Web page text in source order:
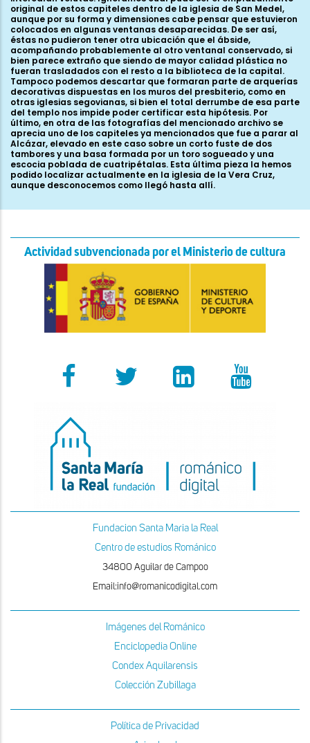
original de estos capiteles dentro de la iglesia de San Medel,
aunque por su forma y dimensiones cabe pensar que estuvieron
colocados en algunas ventanas desaparecidas. De ser así,
éstas no pudieron tener otra ubicación que el ábside,
acompañando probablemente al otro ventanal conservado, si
bien parece extraño que siendo de mayor calidad plástica no
fueran trasladados con el resto a la biblioteca de la capital.
Tampoco podemos descartar que formaran parte de arquerías
decorativas dispuestas en los muros del presbiterio, como en
otras iglesias segovianas, si bien el total derrumbe de esa parte
del templo nos impide poder certificar esta hipótesis. Por
último, en otra de las fotografías del mencionado archivo se
aprecia uno de los capiteles ya mencionados que fue a parar al
Alcázar, elevado en este caso sobre un corto fuste de dos
tambores y una basa formada por un toro sogueado y una
escocia poblada de cuatripétalas. Esta última pieza la hemos
podido localizar actualmente en la iglesia de la Vera Cruz,
aunque desconocemos como llegó hasta allí.
Actividad subvencionada por el Ministerio de cultura
Fundacion Santa Maria la Real
Centro de estudios Románico
34800 Aguilar de Campoo
Email:info@romanicodigital.com
Imágenes del Románico
Enciclopedia Online
Condex Aquilarensis
Colección Zubillaga
Política de Privacidad